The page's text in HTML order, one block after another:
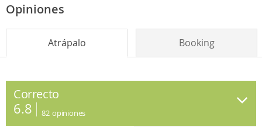
Opiniones
Atrápalo Booking
Correcto
6.8 82 opiniones